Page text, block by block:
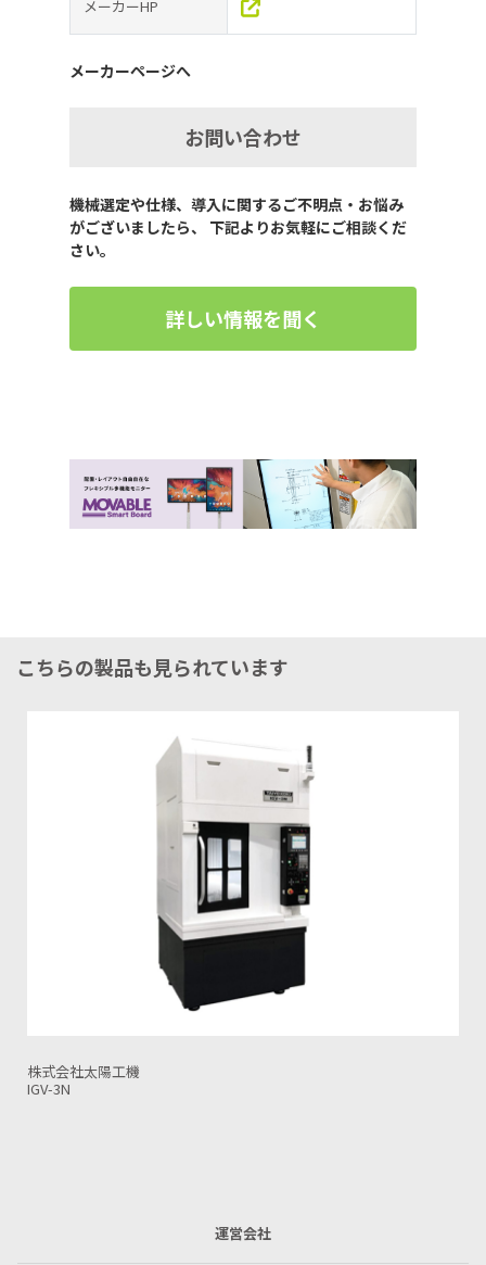
メーカーHP
メーカーページへ
お問い合わせ
機械選定や仕様、導入に関するご不明点・お悩み
がございましたら、 下記よりお気軽にご相談くだ
さい。
詳しい情報を聞く
こちらの製品も見られています
運営会社